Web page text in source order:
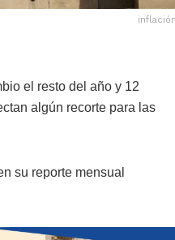
inflación
el resto del año y 12
algún recorte para las
su reporte mensual